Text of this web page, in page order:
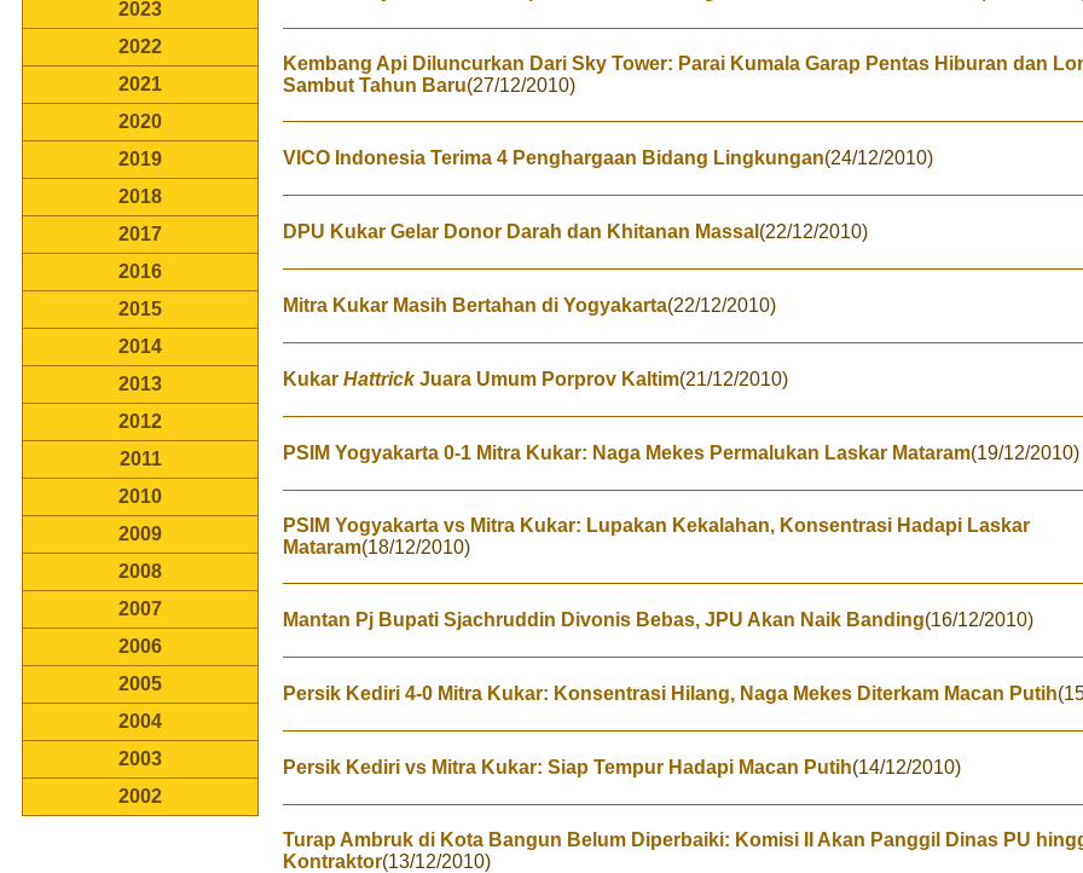
2023
2022
2021
2020
2019
2018
2017
2016
2015
2014
2013
2012
2011
2010
2009
2008
2007
2006
2005
2004
2003
2002
Kembang Api Diluncurkan Dari Sky Tower: Parai Kumala Garap Pentas Hiburan dan
Sambut Tahun Baru(27/12/2010)
VICO Indonesia Terima 4 Penghargaan Bidang Lingkungan(24/12/2010)
DPU Kukar Gelar Donor Darah dan Khitanan Massal (22/12/2010)
Mitra Kukar Masih Bertahan di Yogyakarta(22/12/2010)
Kukar HattrickJuara Umum Porprov Kaltim(21/12/2010)
PSIM Yogyakarta 0-1 Mitra Kukar: Naga Mekes Permalukan Laskar Mataram(19/12/2010)
PSIM Yogyakarta vs Mitra Kukar: Lupakan Kekalahan, Konsentrasi Hadapi Laskar
Mataram(18/12/2010)
Mantan Pj Bupati Sjachruddin Divonis Bebas, JPU Akan Naik Banding(16/12/2010)
Persik Kediri 4-0 Mitra Kukar: Konsentrasi Hilang, Naga Mekes Diterkam Macan Putih
Persik Kediri vs Mitra Kukar: Siap Tempur Hadapi Macan Putih(14/12/2010)
Turap Ambruk di Kota Bangun Belum Diperbaiki: Komisi II Akan Panggil Dinas PU
Kontraktor(13/12/2010)